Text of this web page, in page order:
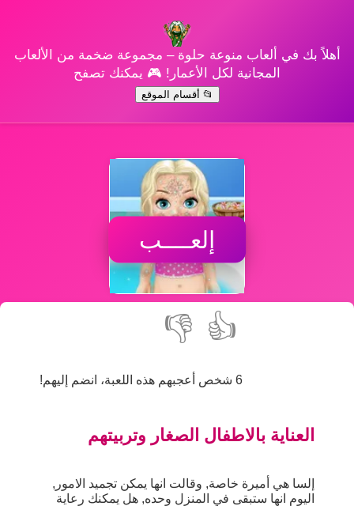
أهلاً بك في ألعاب منوعة حلوة – مجموعة ضخمة من الألعاب
المجانية لكل الأعمار! 🎮 يمكنك تصفح
📂 أقسام الموقع
إلعــــب
👍
👎
6 شخص أعجبهم هذه اللعبة، انضم إليهم!
العناية بالاطفال الصغار وتربيتهم
إلسا هي أميرة خاصة, وقالت انها يمكن تجميد الامور,
اليوم انها ستبقى في المنزل وحده, هل يمكنك رعاية